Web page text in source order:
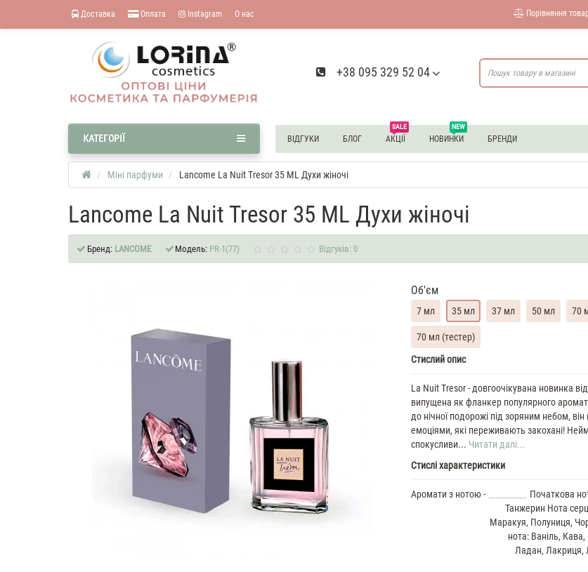
Доставка Оплата Instagram О нас Порівняння
+38 095 329 52 04
ВІДГУКИ БЛОГ
SALE
АКЦІЇ
NEW
НОВИНКИ БРЕНДИ
КАТЕГОРІЇ
Міні парфуми Lancome La Nuit Tresor 35 ML Духи жіночі
Lancome La Nuit Tresor 35 ML Духи жіночі
Бренд: LANCOME Модель: PR-1(77) Відгуків: 0
Об'єм
7 мл 35 мл 37 мл 50 мл 70
70 мл (тестер)
Lancome
Nuit
Tresor
Духи
жіночі
масляні
MLLancome
Nuit
Стислий опис
La Nuit Tresor - довгоочікувана новинка
випущена як фланкер популярного
до нічної подорожі під зоряним небом, він
емоціями, які переживають закохані!
спокусливи... Читати далі...
Стислі характеристики
Аромати з нотою -
Початкова
Танжерин Нота
Маракуя, Полуниця,
нота: Ваніль,
Ладан, Лакриця,